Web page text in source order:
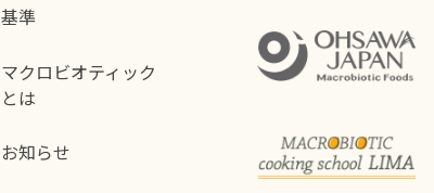
基準
マクロビオティック
とは
お知らせ